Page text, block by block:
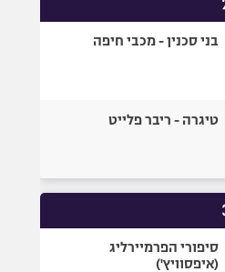
ספורט מוטורי
בייסבול MLB
גיימינג E-Sports
בני סכנין - מכבי חיפה
טיגרה - ריבר פלייט
סיפורי הפרמיירליג
(איפסוויץ')